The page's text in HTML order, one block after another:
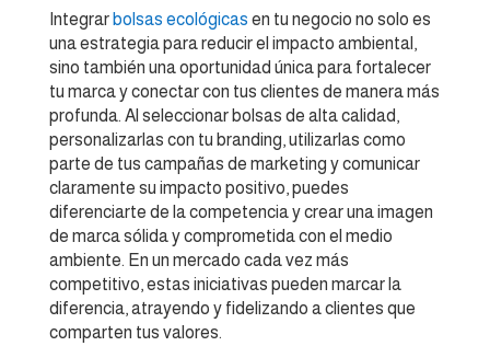
Integrar bolsas ecológicas en tu negocio no solo es
una estrategia para reducir el impacto ambiental,
sino también una oportunidad única para fortalecer
tu marca y conectar con tus clientes de manera más
profunda. Al seleccionar bolsas de alta calidad,
personalizarlas con tu branding, utilizarlas como
parte de tus campañas de marketing y comunicar
claramente su impacto positivo, puedes
diferenciarte de la competencia y crear una imagen
de marca sólida y comprometida con el medio
ambiente. En un mercado cada vez más
competitivo, estas iniciativas pueden marcar la
diferencia, atrayendo y fidelizando a clientes que
comparten tus valores.